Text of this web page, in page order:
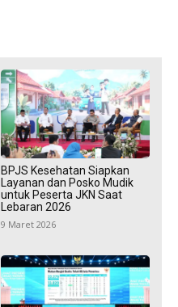
BPJS Kesehatan Siapkan
Layanan dan Posko Mudik
untuk Peserta JKN Saat
Lebaran 2026
9 Maret 2026